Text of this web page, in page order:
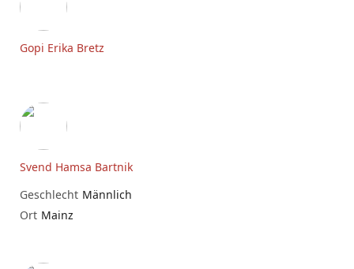
Gopi Erika Bretz
Svend Hamsa Bartnik
Geschlecht Männlich
Ort Mainz